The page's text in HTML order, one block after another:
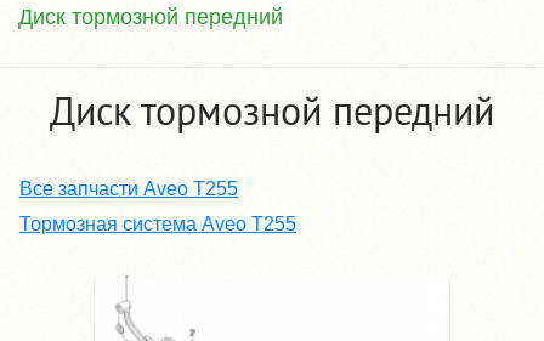
Диск тормозной передний
Диск тормозной передний
Все запчасти Aveo T255
Тормозная система Aveo T255